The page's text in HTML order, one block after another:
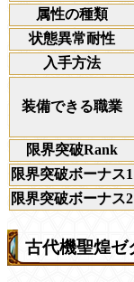
属性の種類
状態異常耐性
入手方法
装備できる職業
限界突破Rank
限界突破ボーナス1
限界突破ボーナス2
古代機聖煌ゼ